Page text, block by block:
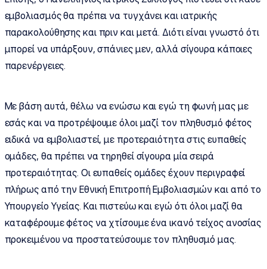
εμβολιασμός θα πρέπει να τυγχάνει και ιατρικής
παρακολούθησης και πριν και μετά. Διότι είναι γνωστό ότι
μπορεί να υπάρξουν, σπάνιες μεν, αλλά σίγουρα κάποιες
παρενέργειες.
Με βάση αυτά, θέλω να ενώσω και εγώ τη φωνή μας με
εσάς και να προτρέψουμε όλοι μαζί τον πληθυσμό φέτος
ειδικά να εμβολιαστεί, με προτεραιότητα στις ευπαθείς
ομάδες, θα πρέπει να τηρηθεί σίγουρα μία σειρά
προτεραιότητας. Οι ευπαθείς ομάδες έχουν περιγραφεί
πλήρως από την Εθνική Επιτροπή Εμβολιασμών και από το
Υπουργείο Υγείας. Και πιστεύω και εγώ ότι όλοι μαζί θα
καταφέρουμε φέτος να χτίσουμε ένα ικανό τείχος ανοσίας
προκειμένου να προστατεύσουμε τον πληθυσμό μας.